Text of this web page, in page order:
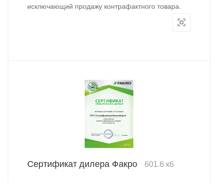
исключающий продажу контрафактного товара.
Сертификат дилера Факро 601.6 кб